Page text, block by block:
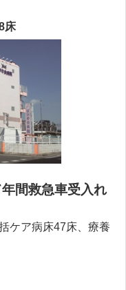
床
間救急車受入れ
ケア病床47床、療養